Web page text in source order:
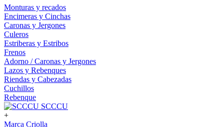
Monturas y recados
Encimeras y Cinchas
Caronas y Jergones
Culeros
Estriberas y Estribos
Frenos
Adorno / Caronas y Jergones
Lazos y Rebenques
Riendas y Cabezadas
Cuchillos
Rebenque
SCCCU
+
Marca Criolla